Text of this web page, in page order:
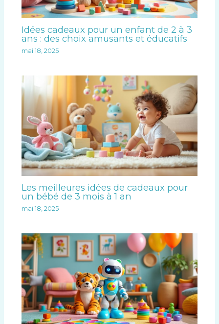
Idées cadeaux pour un enfant de 2 à 3
ans : des choix amusants et éducatifs
mai 18, 2025
Les meilleures idées de cadeaux pour
un bébé de 3 mois à 1 an
mai 18, 2025